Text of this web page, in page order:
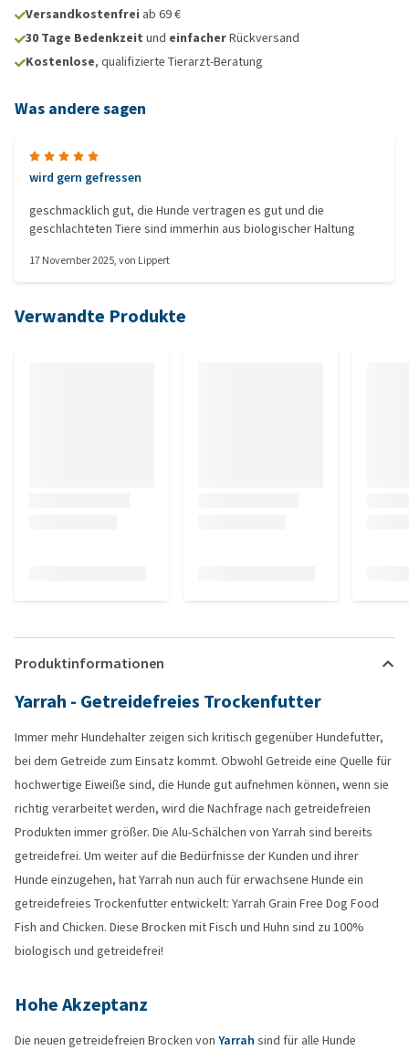
Versandkostenfrei ab 69 €
30 Tage Bedenkzeit und einfacherRückversand
Kostenlose, qualifizierte Tierarzt-Beratung
Was andere sagen
wird gern gefressen
geschmacklich gut, die Hunde vertragen es gut und die
geschlachteten Tiere sind immerhin aus biologischer Haltung
17 November 2025, von Lippert
Verwandte Produkte
Produktinformationen
Yarrah - Getreidefreies Trockenfutter
Immer mehr Hundehalter zeigen sich kritisch gegenüber Hundefutter,
bei dem Getreide zum Einsatz kommt. Obwohl Getreide eine Quelle für
hochwertige Eiweiße sind, die Hunde gut aufnehmen können, wenn sie
richtig verarbeitet werden, wird die Nachfrage nach getreidefreien
Produkten immer größer. Die Alu-Schälchen von Yarrah sind bereits
getreidefrei. Um weiter auf die Bedürfnisse der Kunden und ihrer
Hunde einzugehen, hat Yarrah nun auch für erwachsene Hunde ein
getreidefreies Trockenfutter entwickelt: Yarrah Grain Free Dog Food
Fish and Chicken. Diese Brocken mit Fisch und Huhn sind zu 100%
biologisch und getreidefrei!
Hohe Akzeptanz
Die neuen getreidefreien Brocken von Yarrah sind für alle Hunde